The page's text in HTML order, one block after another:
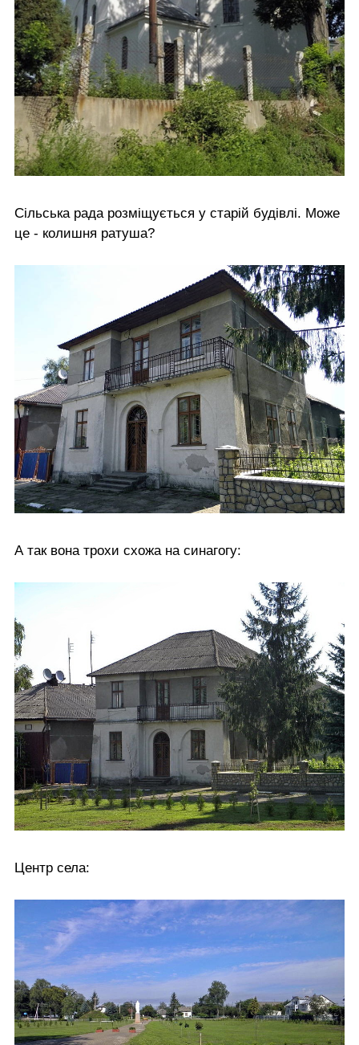
Сільська рада розміщується у старій будівлі. Може
це - колишня ратуша?
А так вона трохи схожа на синагогу:
Центр села: